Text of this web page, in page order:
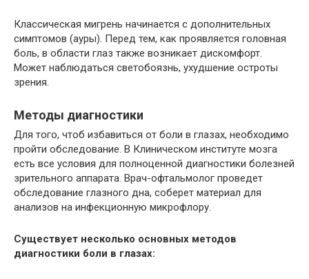
Классическая мигрень начинается с дополнительных
симптомов (ауры). Перед тем, как проявляется головная
боль, в области глаз также возникает дискомфорт.
Может наблюдаться светобоязнь, ухудшение остроты
зрения.
Методы диагностики
Для того, чтоб избавиться от боли в глазах, необходимо
пройти обследование. В Клиническом институте мозга
есть все условия для полноценной диагностики болезней
зрительного аппарата. Врач-офтальмолог проведет
обследование глазного дна, соберет материал для
анализов на инфекционную микрофлору.
Существует несколько основных методов
диагностики боли в глазах: